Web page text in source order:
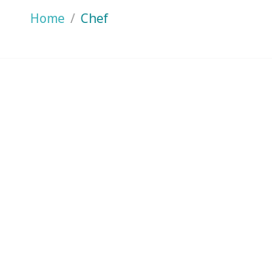
Home / Chef